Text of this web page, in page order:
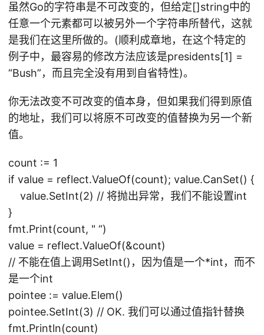
虽然Go的字符串是不可改变的，但给定[]string中的
任意一个元素都可以被另外一个字符串所替代，这就
是我们在这里所做的。(顺利成章地，在这个特定的
例子中，最容易的修改方法应该是presidents[1] =
“Bush”，而且完全没有用到自省特性)。
你无法改变不可改变的值本身，但如果我们得到原值
的地址，我们可以将原不可改变的值替换为另一个新
值。
count := 1
if value = reflect.ValueOf(count); value.CanSet() {
value.SetInt(2) // 将抛出异常，我们不能设置int
}
fmt.Print(count, " “)
value = reflect.ValueOf(&count)
// 不能在值上调用SetInt()，因为值是一个*int，而不
是一个int
pointee := value.Elem()
pointee.SetInt(3) // OK. 我们可以通过值指针替换
fmt.Println(count)